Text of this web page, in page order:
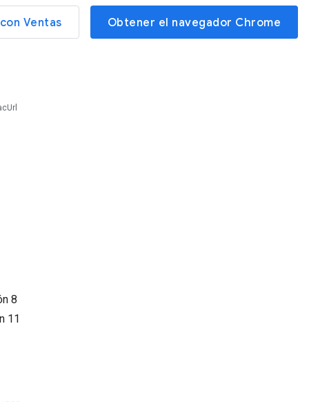
Ventas Obtener el navegador Chrome
8
11